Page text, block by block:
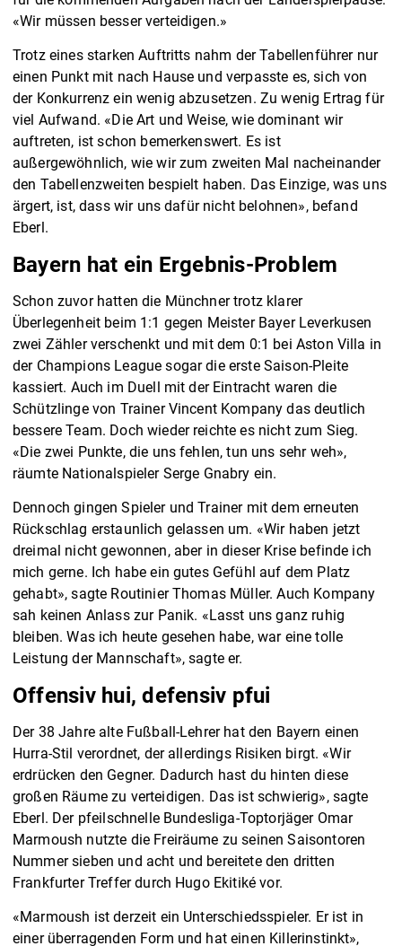
«Wir müssen besser verteidigen.»
Trotz eines starken Auftritts nahm der Tabellenführer nur
einen Punkt mit nach Hause und verpasste es, sich von
der Konkurrenz ein wenig abzusetzen. Zu wenig Ertrag für
viel Aufwand. «Die Art und Weise, wie dominant wir
auftreten, ist schon bemerkenswert. Es ist
außergewöhnlich, wie wir zum zweiten Mal nacheinander
den Tabellenzweiten bespielt haben. Das Einzige, was uns
ärgert, ist, dass wir uns dafür nicht belohnen», befand
Eberl.
Bayern hat ein Ergebnis-Problem
Schon zuvor hatten die Münchner trotz klarer
Überlegenheit beim 1:1 gegen Meister Bayer Leverkusen
zwei Zähler verschenkt und mit dem 0:1 bei Aston Villa in
der Champions League sogar die erste Saison-Pleite
kassiert. Auch im Duell mit der Eintracht waren die
Schützlinge von Trainer Vincent Kompany das deutlich
bessere Team. Doch wieder reichte es nicht zum Sieg.
«Die zwei Punkte, die uns fehlen, tun uns sehr weh»,
räumte Nationalspieler Serge Gnabry ein.
Dennoch gingen Spieler und Trainer mit dem erneuten
Rückschlag erstaunlich gelassen um. «Wir haben jetzt
dreimal nicht gewonnen, aber in dieser Krise befinde ich
mich gerne. Ich habe ein gutes Gefühl auf dem Platz
gehabt», sagte Routinier Thomas Müller. Auch Kompany
sah keinen Anlass zur Panik. «Lasst uns ganz ruhig
bleiben. Was ich heute gesehen habe, war eine tolle
Leistung der Mannschaft», sagte er.
Offensiv hui, defensiv pfui
Der 38 Jahre alte Fußball-Lehrer hat den Bayern einen
Hurra-Stil verordnet, der allerdings Risiken birgt. «Wir
erdrücken den Gegner. Dadurch hast du hinten diese
großen Räume zu verteidigen. Das ist schwierig», sagte
Eberl. Der pfeilschnelle Bundesliga-Toptorjäger Omar
Marmoush nutzte die Freiräume zu seinen Saisontoren
Nummer sieben und acht und bereitete den dritten
Frankfurter Treffer durch Hugo Ekitiké vor.
«Marmoush ist derzeit ein Unterschiedsspieler. Er ist in
einer überragenden Form und hat einen Killerinstinkt»,